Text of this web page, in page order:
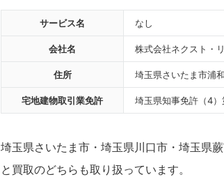
サービス名 なし
会社名 株式会社ネクスト・
住所 埼玉県さいたま市浦
宅地建物取引業免許 埼玉県知事免許（4
埼玉県さいたま市・埼玉県川口市・埼玉県
と買取のどちらも取り扱っています。